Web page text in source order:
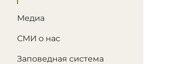
Медиа
СМИ о нас
Заповедная система